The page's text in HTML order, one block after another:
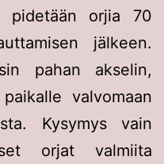
pidetään orjia 70
jälkeen.
pahan akselin,
valvomaan
Kysymys vain
orjat valmiita